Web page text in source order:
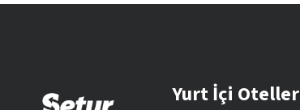
Yurt İçi Oteller